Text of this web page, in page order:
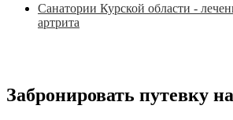
Санатории Курской области -
артрита
Забронировать путевку